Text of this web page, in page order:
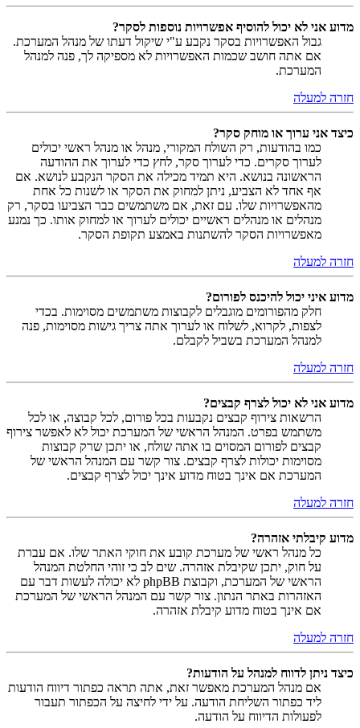
מדוע אני לא יכול להוסיף אפשרויות נוספות לסקר?
גבול האפשרויות בסקר נקבע ע"י שיקול דעתו של מנהל המערכת.
אם אתה חושב שכמות האפשרויות לא מספיקה לך, פנה למנהל
המערכת.
חזרה למעלה
כיצד אני ערוך או מוחק סקר?
כמו בהודעות, רק השולח המקורי, מנהל או מנהל ראשי יכולים
לערוך סקרים. כדי לערוך סקר, לחץ כדי לערוך את ההודעה
הראשונה בנושא. היא תמיד מכילה את הסקר הנקבע לנושא. אם
אף אחד לא הצביע, ניתן למחוק את הסקר או לשנות כל אחת
מהאפשרויות שלו. עם זאת, אם משתמשים כבר הצביעו בסקר, רק
מנהלים או מנהלים ראשיים יכולים לערוך או למחוק אותו. כך נמנע
מאפשרויות הסקר להשתנות באמצע תקופת הסקר.
חזרה למעלה
מדוע איני יכול להיכנס לפורום?
חלק מהפורומים מוגבלים לקבוצות משתמשים מסוימות. בכדי
לצפות, לקרוא, לשלוח או לערוך אתה צריך גישות מסוימות, פנה
למנהל המערכת בשביל לקבלם.
חזרה למעלה
מדוע אני לא יכול לצרף קבצים?
הרשאות צירוף קבצים נקבעות בכל פורום, לכל קבוצה, או לכל
משתמש בפרט. המנהל הראשי של המערכת יכול לא לאפשר צירוף
קבצים לפורום המסוים בו אתה שולח, או יתכן שרק קבוצות
מסוימות יכולות לצרף קבצים. צור קשר עם המנהל הראשי של
המערכת אם אינך בטוח מדוע אינך יכול לצרף קבצים.
חזרה למעלה
מדוע קיבלתי אזהרה?
כל מנהל ראשי של מערכת קובע את חוקי האתר שלו. אם עברת
על חוק, יתכן שקיבלת אזהרה. שים לב כי זוהי החלטת המנהל
הראשי של המערכת, וקבוצת phpBB לא יכולה לעשות דבר עם
האזהרות באתר הנתון. צור קשר עם המנהל הראשי של המערכת
אם אינך בטוח מדוע קיבלת אזהרה.
חזרה למעלה
כיצד ניתן לדווח למנהל על הודעות?
אם מנהל המערכת מאפשר זאת, אתה תראה כפתור דיווח הודעות
ליד כפתור השליחת הודעה. על ידי לחיצה על הכפתור תעבור
לפעולות הדיווח על הודעה.